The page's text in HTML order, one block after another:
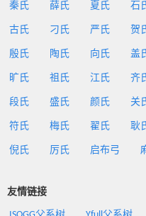
秦氏 薛氏 夏氏 石
古氏 刁氏 严氏 贺
殷氏 陶氏 向氏 盖
旷氏 祖氏 江氏 齐
段氏 盛氏 颜氏 关
符氏 梅氏 翟氏 耿
倪氏 厉氏 启布弓
友情链接